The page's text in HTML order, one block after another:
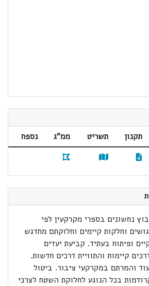
תקנון תשריט ממ"ג
נספח
נחשונים בספרי מקרקעין לפי
וחלקות קיימים וחלוקתם מחדגש
ופיתוח בעתיד. קביעת יעדים
קיימות והתוויית דרכים חדשות.
והמרתם במקרקעי ציבור. ביטול
בכל הנוגע לחלוקת השטח לצרכי